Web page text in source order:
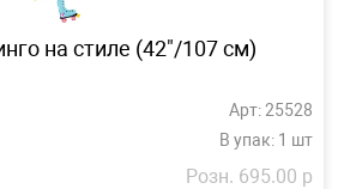
на стиле (42"/107 см)
Арт: 25528
В упак: 1 шт
Розн. 695.00 р